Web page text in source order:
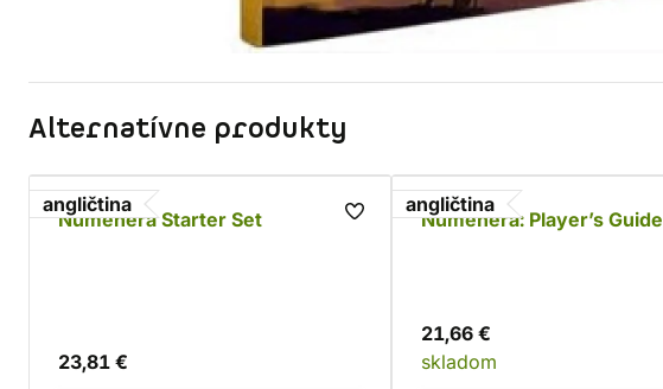
Alternatívne produkty
angličtina
Numenera Starter Set
23,81 €
angličtina
Numenera: Player’s Guide
21,66 €
skladom